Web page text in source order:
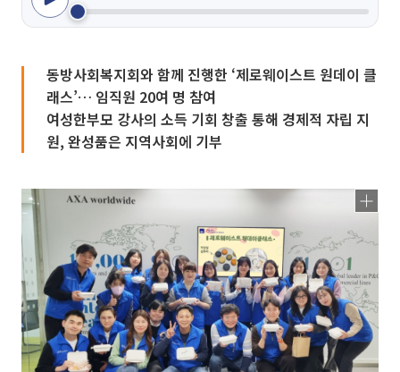
동방사회복지회와 함께 진행한 ‘제로웨이스트 원데이 클
래스’… 임직원 20여 명 참여
여성한부모 강사의 소득 기회 창출 통해 경제적 자립 지
원, 완성품은 지역사회에 기부